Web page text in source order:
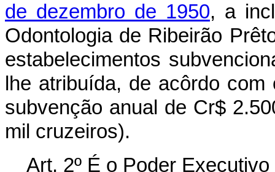
de dezembro de 1950, a
Odontologia de Ribeirão
estabelecimentos
lhe atribuída, de acôrdo
subvenção anual de Cr$
mil cruzeiros).
Art. 2º É o Poder